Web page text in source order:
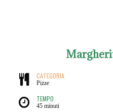
CATEGORIA
Pizze
TEMPO
45 minuti